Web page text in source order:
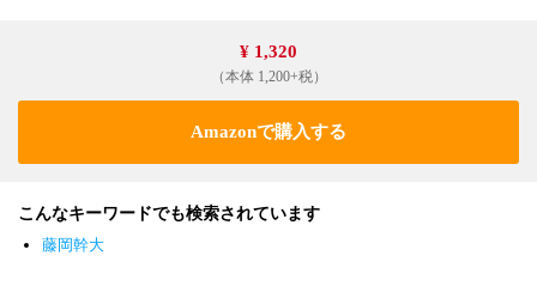
¥ 1,320
（本体 1,200+税）
Amazonで購入する
こんなキーワードでも検索されています
藤岡幹大